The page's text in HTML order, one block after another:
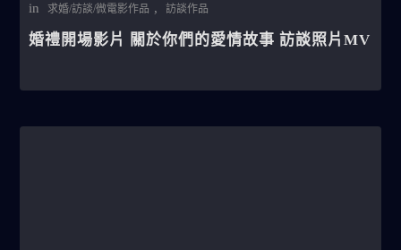
in 求婚/訪談/微電影作品 , 訪談作品
婚禮開場影片 關於你們的愛情故事 訪談照片MV